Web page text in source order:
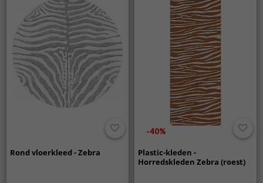
Rond vloerkleed - Zebra
-40%
Plastic-kleden -
Horredskleden Zebra (roest)